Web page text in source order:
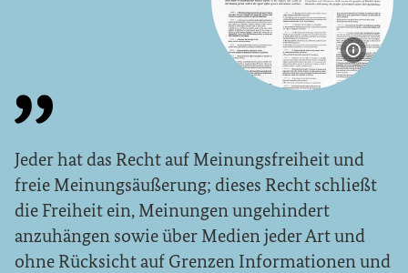
Jeder hat das Recht auf Meinungsfreiheit und
freie Meinungsäußerung; dieses Recht schließt
die Freiheit ein, Meinungen ungehindert
anzuhängen sowie über Medien jeder Art und
ohne Rücksicht auf Grenzen Informationen und